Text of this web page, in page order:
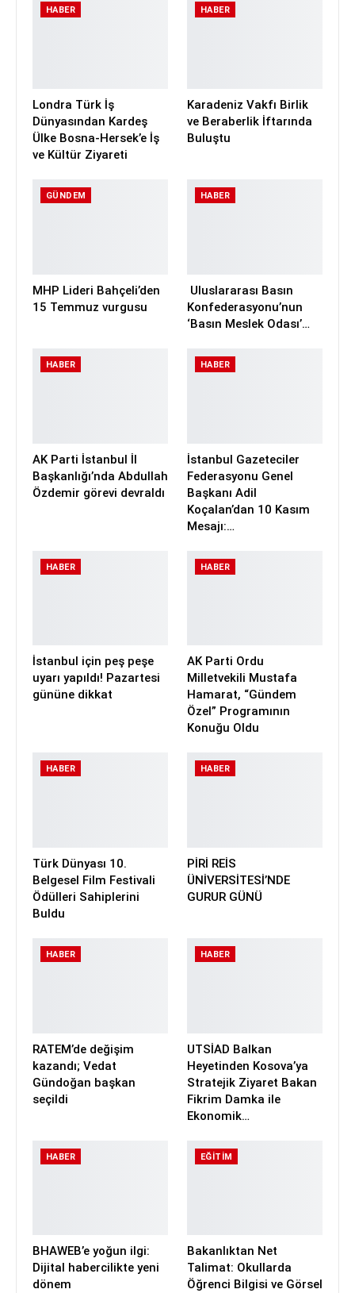
HABER
Londra Türk İş
Dünyasından Kardeş
Ülke Bosna-Hersek’e İş
ve Kültür Ziyareti
HABER
Karadeniz Vakfı Birlik
ve Beraberlik İftarında
Buluştu
GÜNDEM
MHP Lideri Bahçeli’den
15 Temmuz vurgusu
HABER
Uluslararası Basın
Konfederasyonu’nun
‘Basın Meslek Odası’…
HABER
AK Parti İstanbul İl
Başkanlığı’nda Abdullah
Özdemir görevi devraldı
HABER
İstanbul Gazeteciler
Federasyonu Genel
Başkanı Adil
Koçalan’dan 10 Kasım
Mesajı:…
HABER
İstanbul için peş peşe
uyarı yapıldı! Pazartesi
gününe dikkat
HABER
AK Parti Ordu
Milletvekili Mustafa
Hamarat, “Gündem
Özel” Programının
Konuğu Oldu
HABER
Türk Dünyası 10.
Belgesel Film Festivali
Ödülleri Sahiplerini
Buldu
HABER
PİRİ REİS
ÜNİVERSİTESİ’NDE
GURUR GÜNÜ
HABER
RATEM’de değişim
kazandı; Vedat
Gündoğan başkan
seçildi
HABER
UTSİAD Balkan
Heyetinden Kosova’ya
Stratejik Ziyaret Bakan
Fikrim Damka ile
Ekonomik…
HABER
BHAWEB’e yoğun ilgi:
Dijital habercilikte yeni
dönem
EĞITIM
Bakanlıktan Net
Talimat: Okullarda
Öğrenci Bilgisi ve Görsel